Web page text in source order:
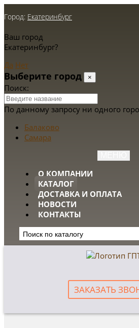
Город: Екатеринбург
Ваш город
Екатеринбург?
Да Нет
Выберите город ×
Поиск:
По данному запросу ни одного
Балаково
Самара
О КОМПАНИИ
КАТАЛОГ
ДОСТАВКА И ОПЛАТА
НОВОСТИ
КОНТАКТЫ
ЗАКАЗАТЬ